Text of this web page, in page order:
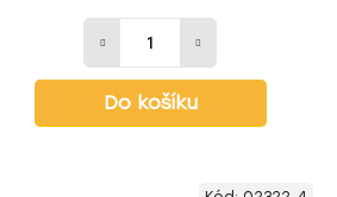
Do košíku